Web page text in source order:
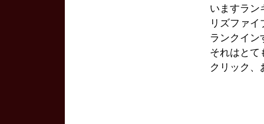
いますラン
リズファ
ランクイン
それはとて
クリック、